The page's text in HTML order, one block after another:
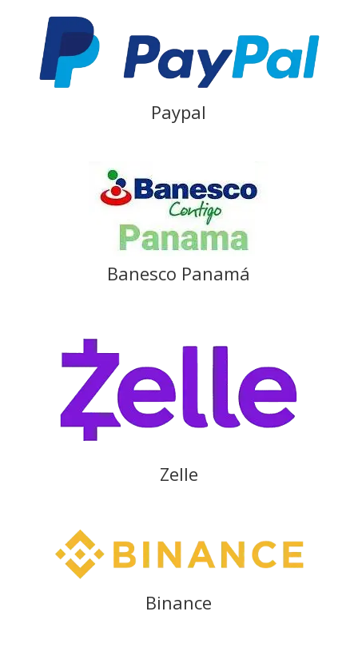
Paypal
Banesco Panamá
Zelle
Binance